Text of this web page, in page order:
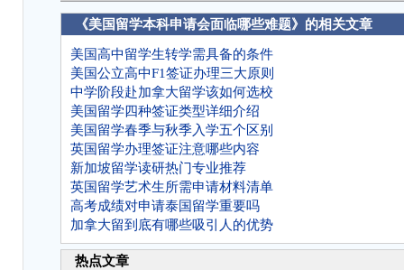
《美国留学本科申请会面临哪些难题》的相关文章
美国高中留学生转学需具备的条件
美国公立高中F1签证办理三大原则
中学阶段赴加拿大留学该如何选校
美国留学四种签证类型详细介绍
美国留学春季与秋季入学五个区别
英国留学办理签证注意哪些内容
新加坡留学读研热门专业推荐
英国留学艺术生所需申请材料清单
高考成绩对申请泰国留学重要吗
加拿大留到底有哪些吸引人的优势
热点文章